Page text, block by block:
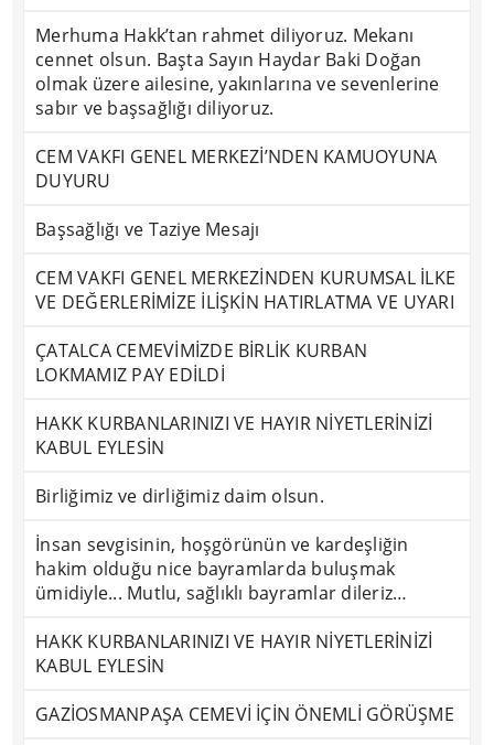
Merhuma Hakk’tan rahmet diliyoruz. Mekanı
cennet olsun. Başta Sayın Haydar Baki Doğan
olmak üzere ailesine, yakınlarına ve sevenlerine
sabır ve başsağlığı diliyoruz.
CEM VAKFI GENEL MERKEZİ’NDEN KAMUOYUNA
DUYURU
Başsağlığı ve Taziye Mesajı
CEM VAKFI GENEL MERKEZİNDEN KURUMSAL İLKE
VE DEĞERLERİMİZE İLİŞKİN HATIRLATMA VE UYARI
ÇATALCA CEMEVİMİZDE BİRLİK KURBAN
LOKMAMIZ PAY EDİLDİ
HAKK KURBANLARINIZI VE HAYIR NİYETLERİNİZİ
KABUL EYLESİN
Birliğimiz ve dirliğimiz daim olsun.
İnsan sevgisinin, hoşgörünün ve kardeşliğin
hakim olduğu nice bayramlarda buluşmak
ümidiyle... Mutlu, sağlıklı bayramlar dileriz…
HAKK KURBANLARINIZI VE HAYIR NİYETLERİNİZİ
KABUL EYLESİN
GAZİOSMANPAŞA CEMEVİ İÇİN ÖNEMLİ GÖRÜŞME